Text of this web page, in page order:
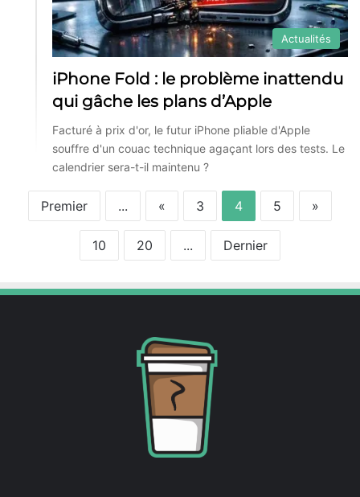
Actualités
iPhone Fold : le problème inattendu
qui gâche les plans d’Apple
Facturé à prix d'or, le futur iPhone pliable d'Apple
souffre d'un couac technique agaçant lors des tests. Le
calendrier sera-t-il maintenu ?
Premier ... « 3 4 5 »
10 20 ... Dernier